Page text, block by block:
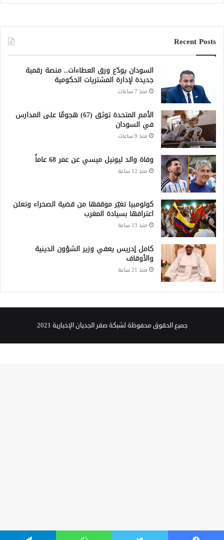
Recent Posts
السودان يودّع ورق العطاءات.. منصة رقمية
جديدة لإدارة المشتريات الحكومية
منذ 7 ساعات
الأمم المتحدة توثق (67) هجومًا على المدارس
في السودان
منذ 9 ساعات
وفاة والد ليونيل ميسي عن عمر 68 عاماً
منذ 12 ساعة
كولومبيا تغيّر موقفها من قضية الصحراء وتعلن
اعترافها بسيادة المغرب
منذ 13 ساعة
كامل إدريس يعفي وزير الشؤون الدينية
والأوقاف
منذ 21 ساعة
جميع الحقوق محفوظة لشبكة صقر الجديان الإخبارية 2021